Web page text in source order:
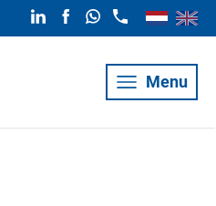
Menu